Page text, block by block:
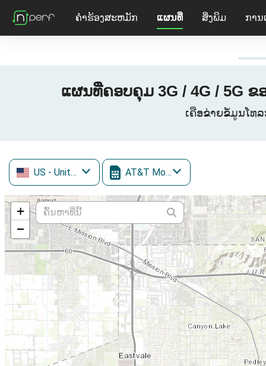
ຄໍາຮ້ອງສະຫມັກ ແຜນທີ່ ສິ່ງພິມ ການ
ແຜນທີ່ຄອບຄຸມ 3G / 4G / 5G ຂ
ເຄືອຂ່າຍຂໍ້ມູນໂທລ
US - United States AT&T Mobility
+
−